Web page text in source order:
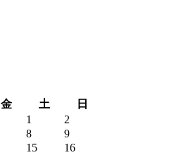
金 土
日
1
2
8
9
15
16